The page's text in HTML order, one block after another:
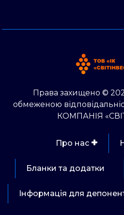
Права захищено ©
обмеженою
КОМПАНІЯ
Про нас
Бланки та додатки
Інформація для